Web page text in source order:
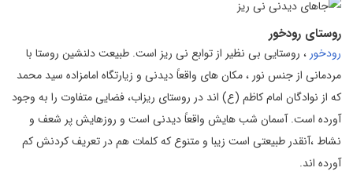
روستای رودخور
رودخور ، روستایی بی نظیر از توابع نی ریز است. طبیعت دلنشین روستا با
مردمانی از جنس نور ،‌ مکان های واقعاً دیدنی و زیارتگاه امامزاده سید محمد
که از نوادگان امام کاظم (ع) اند در روستای ریزاب، فضایی متفاوت را به وجود
آورده است. آسمان شب هایش واقعاً دیدنی است و روزهایش پر شعف و
نشاط ،آنقدر طبیعتی است زیبا و متنوع که کلمات هم در تعریف کردنش کم
آورده اند.